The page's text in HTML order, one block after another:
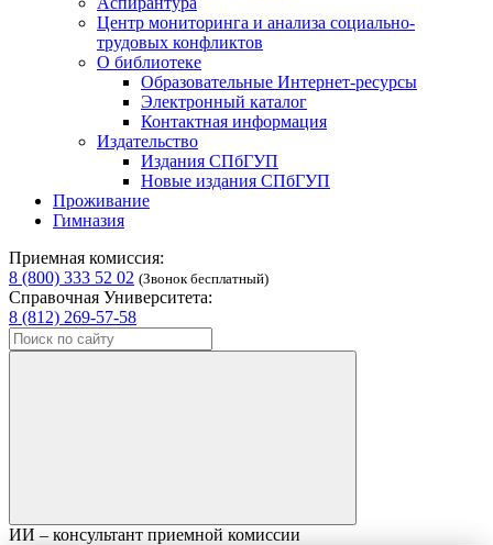
Центр мониторинга и анализа социально-
трудовых конфликтов
О библиотеке
Образовательные Интернет-ресурсы
Электронный каталог
Контактная информация
Издательство
Издания СПбГУП
Новые издания СПбГУП
Проживание
Гимназия
Приемная комиссия:
8 (800) 333 52 02 (Звонок бесплатный)
Справочная Университета:
8 (812) 269-57-58
ИИ – консультант приемной комиссии